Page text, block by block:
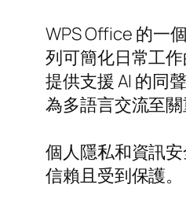
WPS Office 的一
列可簡化日常工
提供支援 AI 的同
為多語言交流至關
個人隱私和資訊
信賴且受到保護